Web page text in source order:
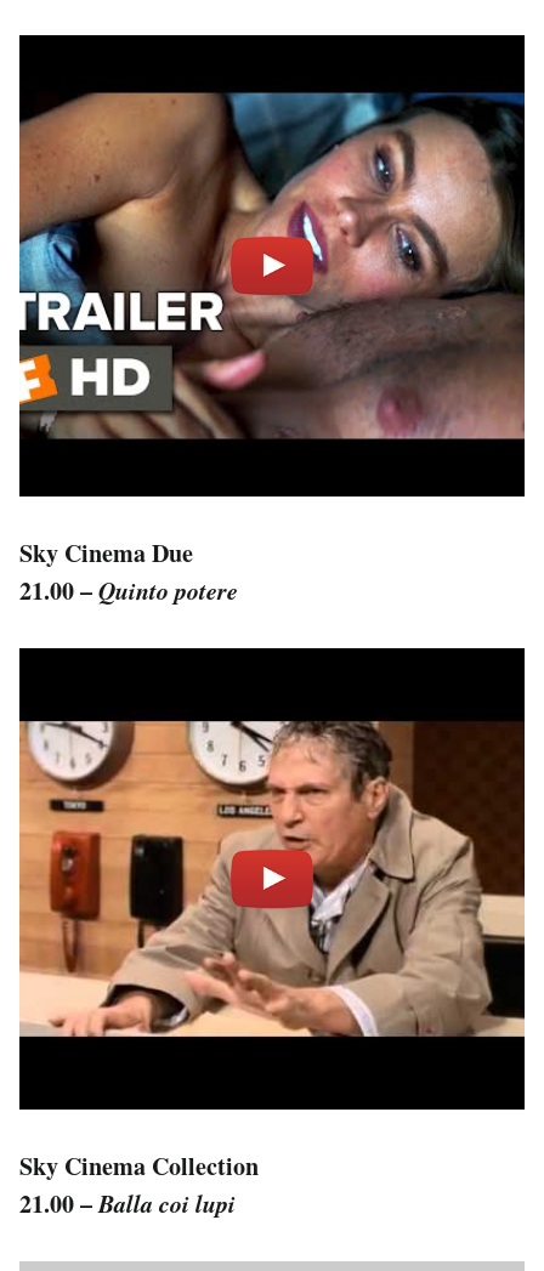
Sky Cinema Due
21.00 –Quinto potere
Sky Cinema Collection
21.00 –Balla coi lupi